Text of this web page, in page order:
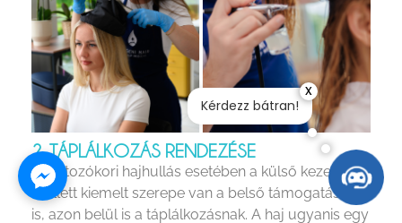
2. TÁPLÁLKOZÁS RENDEZÉSE
A változókori hajhullás esetében a külső kezelések
mellett kiemelt szerepe van a belső támogatásnak
is, azon belül is a táplálkozásnak. A haj ugyanis egy
Kérdezz bátran!
x